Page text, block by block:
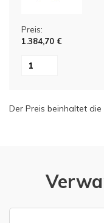
Preis:
1.384,70 €
Der Preis beinhaltet